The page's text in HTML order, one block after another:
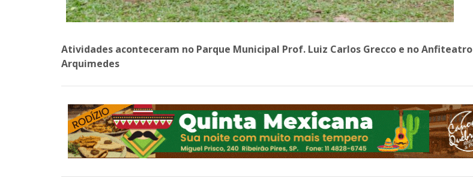
Atividades aconteceram no Parque Municipal Prof. Luiz Carlos Grecco e no Anfiteatro
Arquimedes